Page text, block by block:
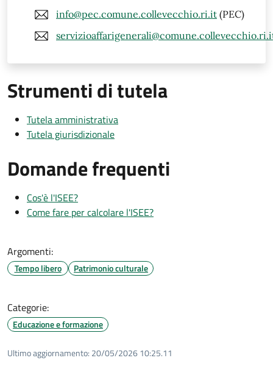
info@pec.comune.collevecchio.ri.it (PEC)
Strumenti di tutela
Tutela amministrativa
Tutela giurisdizionale
Domande frequenti
Cos'è l'ISEE?
Come fare per calcolare l'ISEE?
Argomenti:
Tempo libero Patrimonio culturale
Categorie:
Educazione e formazione
Ultimo aggiornamento: 20/05/2026 10:25.11